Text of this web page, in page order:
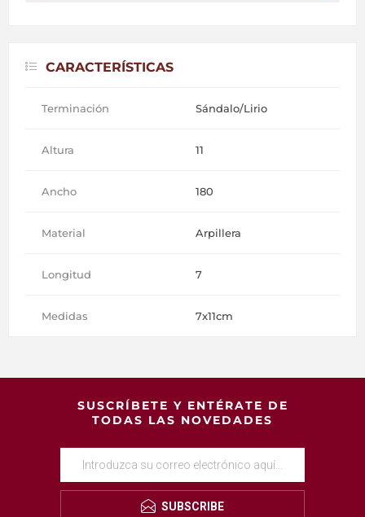
CARACTERÍSTICAS
Terminación Sándalo/Lirio
Altura 11
Ancho 180
Material Arpillera
Longitud 7
Medidas 7x11cm
SUSCRÍBETE Y ENTÉRATE DE
TODAS LAS NOVEDADES
SUBSCRIBE